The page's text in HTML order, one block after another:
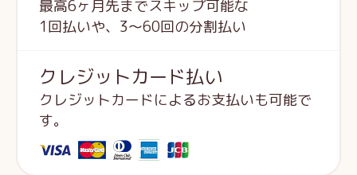
最高6ヶ月先までスキップ可能な
1回払いや、3～60回の分割払い
クレジットカード払い
クレジットカードによるお支払いも可能で
す。